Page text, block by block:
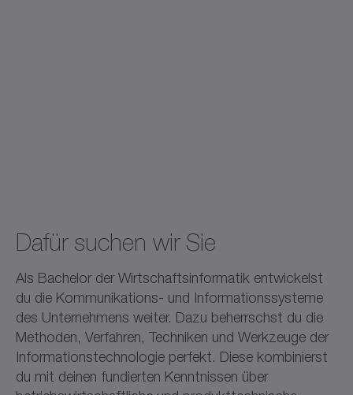
Dafür suchen wir Sie
Als Bachelor der Wirtschaftsinformatik entwickelst
du die Kommunikations- und Informationssysteme
des Unternehmens weiter. Dazu beherrschst du die
Methoden, Verfahren, Techniken und Werkzeuge der
Informationstechnologie perfekt. Diese kombinierst
du mit deinen fundierten Kenntnissen über